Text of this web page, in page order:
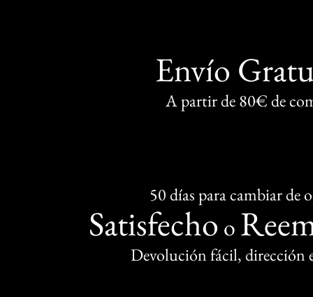
Envío
A partir de 80€ de
50 días para cambiar de
Satisfecho o
Devolución fácil, dirección